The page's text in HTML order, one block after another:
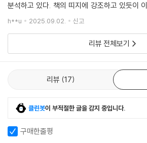
분석하고 있다. 책의 띠지에 강조하고 있듯이
산업 생태계를 분석한 책으로, 현재 AI 산업을
을 중점으로 다룬다.리드 호프만, 무스
h**u 2025.09.02. 신고
리뷰 전체보기
리뷰 17
클린봇이 부적절한 글을 감지 중입니다.
구매한줄평